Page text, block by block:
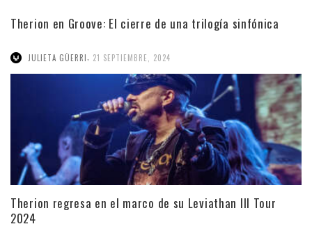
Therion en Groove: El cierre de una trilogía sinfónica
JULIETA GÜERRI, 21 SEPTIEMBRE, 2024
Therion regresa en el marco de su Leviathan III Tour
2024